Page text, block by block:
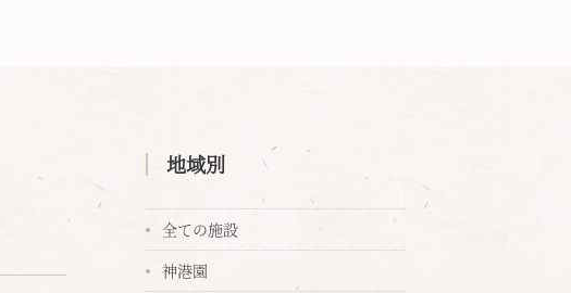
地域別
全ての施設
神港園